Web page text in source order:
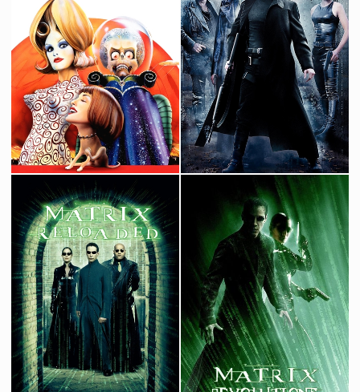
Lucy
2014
Mad Max : Au-delà du dôme du tonnerre
Mars Attack !
1996
Matrix
1999